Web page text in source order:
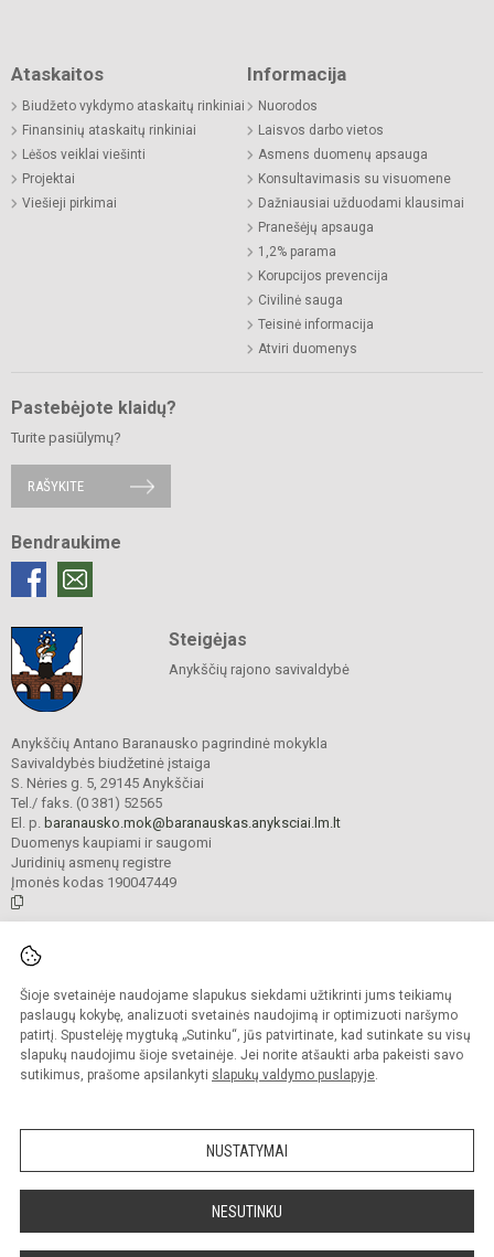
Šioje svetainėje naudojame slapukus siekdami užtikrinti jums teikiamų
paslaugų kokybę, analizuoti svetainės naudojimą ir optimizuoti naršymo
patirtį. Spustelėję mygtuką „Sutinku“, jūs patvirtinate, kad sutinkate su visų
slapukų naudojimu šioje svetainėje. Jei norite atšaukti arba pakeisti savo
sutikimus, prašome apsilankyti slapukų valdymo puslapyje.
NUSTATYMAI
NESUTINKU
Ataskaitos
Biudžeto vykdymo ataskaitų rinkiniai
Finansinių ataskaitų rinkiniai
Lėšos veiklai viešinti
Projektai
Viešieji pirkimai
Informacija
Nuorodos
Laisvos darbo vietos
Asmens duomenų apsauga
Konsultavimasis su visuomene
Dažniausiai užduodami klausimai
Pranešėjų apsauga
1,2% parama
Korupcijos prevencija
Civilinė sauga
Teisinė informacija
Atviri duomenys
Pastebėjote klaidų?
Turite pasiūlymų?
RAŠYKITE
Bendraukime
Steigėjas
Anykščių rajono savivaldybė
Anykščių Antano Baranausko pagrindinė mokykla
Savivaldybės biudžetinė įstaiga
S. Nėries g. 5, 29145 Anykščiai
Tel./ faks. (0 381) 52565
El. p. baranausko.mok@baranauskas.anyksciai.lm.lt
Duomenys kaupiami ir saugomi
Juridinių asmenų registre
Įmonės kodas 190047449
Kopijuoti turinį be raštiško mokyklos administracijos sutikimo griežtai
draudžiama.
Prieinamumo paraiška Slapukų valdymas
Sumanus būdas atnaujinti